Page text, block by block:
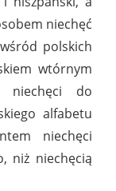
niechęć
polskich
wtórnym
niechęci do
alfabetu
niechęci
niż niechęcią